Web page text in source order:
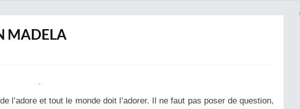
MADELA
l’adore et tout le monde doit l’adorer. Il ne faut pas poser de question,